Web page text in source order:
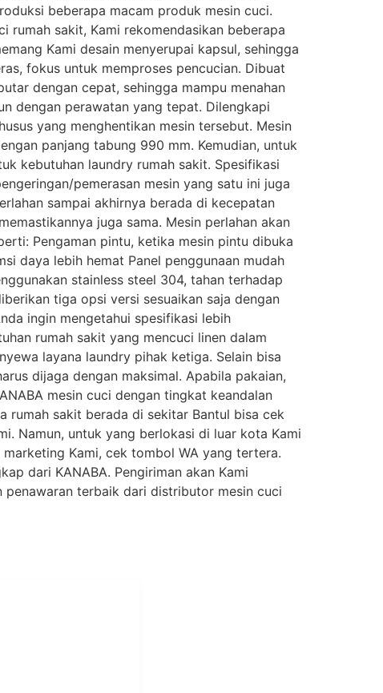
beberapa macam produk mesin cuci.
rumah sakit, Kami rekomendasikan beberapa
Kami desain menyerupai kapsul, sehingga
fokus untuk memproses pencucian. Dibuat
dengan cepat, sehingga mampu menahan
dengan perawatan yang tepat. Dilengkapi
yang menghentikan mesin tersebut. Mesin
panjang tabung 990 mm. Kemudian, untuk
kebutuhan laundry rumah sakit. Spesifikasi
pemerasan mesin yang satu ini juga
sampai akhirnya berada di kecepatan
juga sama. Mesin perlahan akan
Pengaman pintu, ketika mesin pintu dibuka
daya lebih hemat Panel penggunaan mudah
stainless steel 304, tahan terhadap
tiga opsi versi sesuaikan saja dengan
ingin mengetahui spesifikasi lebih
rumah sakit yang mencuci linen dalam
layana laundry pihak ketiga. Selain bisa
dijaga dengan maksimal. Apabila pakaian,
mesin cuci dengan tingkat keandalan
rumah sakit berada di sekitar Bantul bisa cek
Namun, untuk yang berlokasi di luar kota Kami
Kami, cek tombol WA yang tertera.
dari KANABA. Pengiriman akan Kami
terbaik dari distributor mesin cuci